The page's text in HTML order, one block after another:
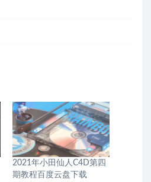
2021年小田仙人C4D第四
期教程百度云盘下载